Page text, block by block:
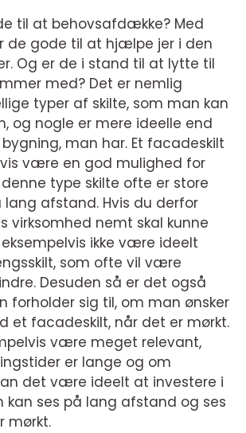
til at behovsafdække? Med
de gode til at hjælpe jer i den
Og er de i stand til at lytte til
med? Det er nemlig
typer af skilte, som man kan
og nogle er mere ideelle end
man har. Et facadeskilt
være en god mulighed for
type skilte ofte er store
lang afstand. Hvis du derfor
virksomhed nemt skal kunne
ikke være ideelt
som ofte vil være
Desuden så er det også
forholder sig til, om man ønsker
et facadeskilt, når det er mørkt.
være meget relevant,
er lange og om
det være ideelt at investere i
kan ses på lang afstand og ses
mørkt.